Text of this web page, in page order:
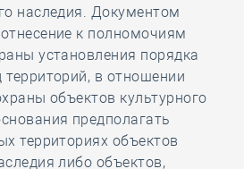
наследия. Документом
к полномочиям
установления порядка
в отношении
объектов культурного
предполагать
территориях объектов
либо объектов,